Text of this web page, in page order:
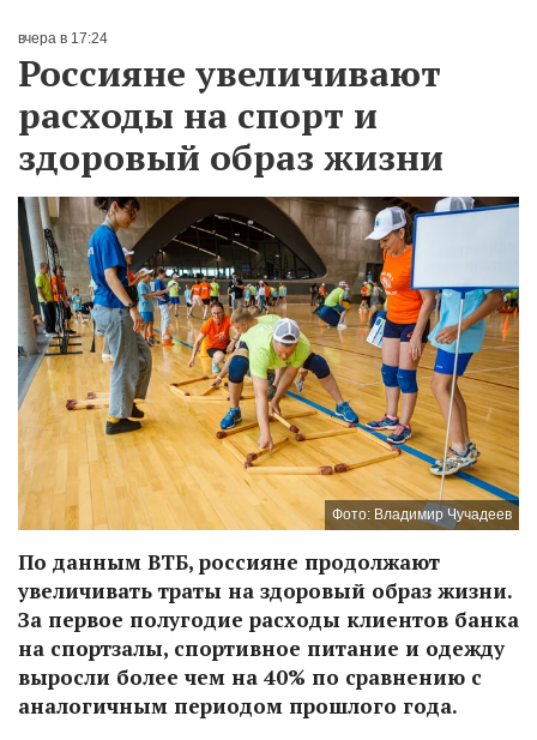
вчера в 17:24
Россияне увеличивают
расходы на спорт и
здоровый образ жизни
Фото: Владимир Чучадеев
По данным ВТБ, россияне продолжают
увеличивать траты на здоровый образ жизни.
За первое полугодие расходы клиентов банка
на спортзалы, спортивное питание и одежду
выросли более чем на 40% по сравнению с
аналогичным периодом прошлого года.